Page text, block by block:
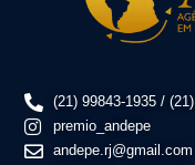
(21) 99843-1935 /
premio_andepe
andepe.rj@gmail.com